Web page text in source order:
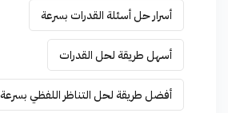
أسرار حل أسئلة القدرات بسرعة
أسهل طريقة لحل القدرات
أفضل طريقة لحل التناظر اللفظي بسرعة